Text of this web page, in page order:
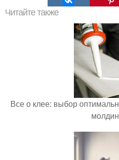
Читайте также
Все о клее: выбор